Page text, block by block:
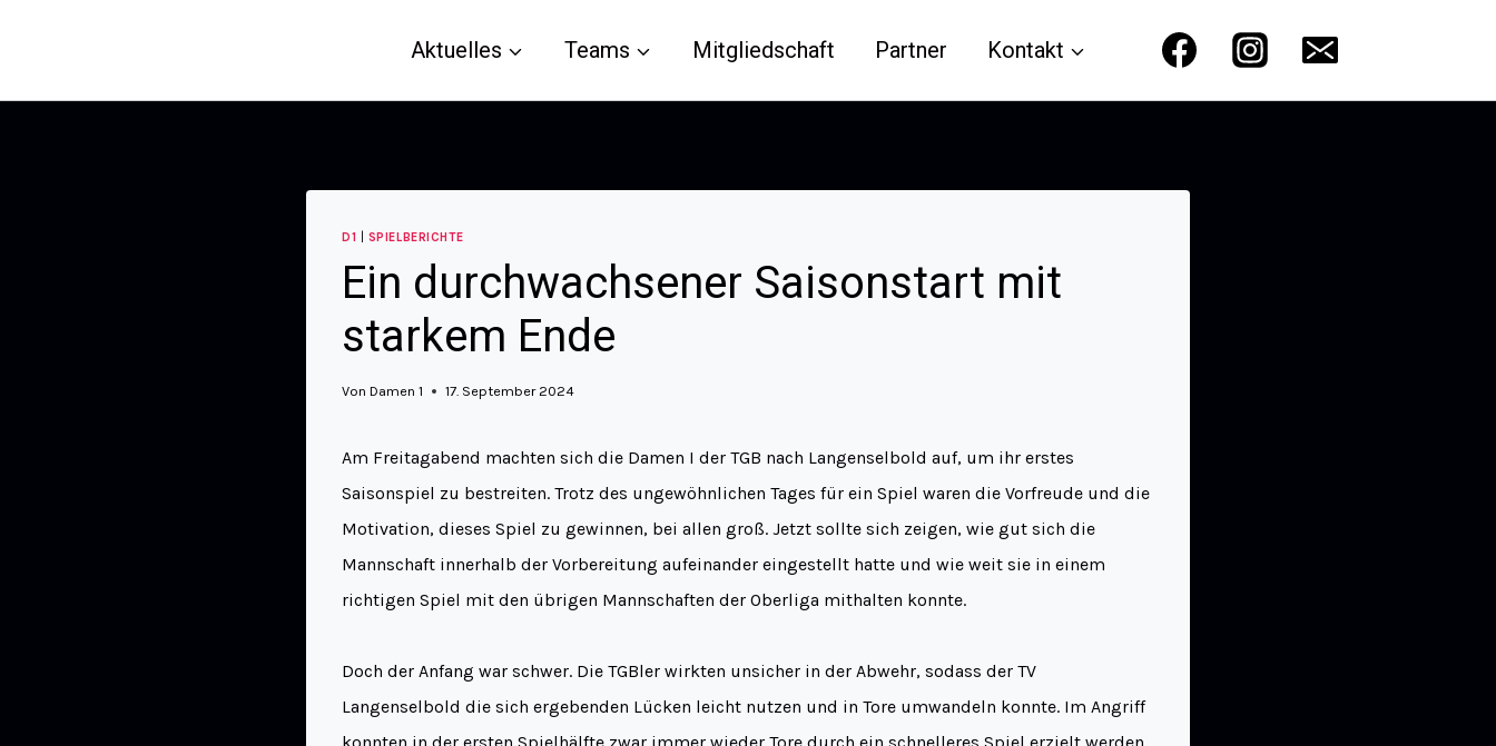
Aktuelles Teams Mitgliedschaft Partner Kontakt
D1 SPIELBERICHTE
Ein durchwachsener Saisonstart mit
starkem Ende
Von Damen 1 17. September 2024
Am Freitagabend machten sich die Damen I der TGB nach Langenselbold auf, um ihr erstes
Saisonspiel zu bestreiten. Trotz des ungewöhnlichen Tages für ein Spiel waren die Vorfreude und die
Motivation, dieses Spiel zu gewinnen, bei allen groß. Jetzt sollte sich zeigen, wie gut sich die
Mannschaft innerhalb der Vorbereitung aufeinander eingestellt hatte und wie weit sie in einem
richtigen Spiel mit den übrigen Mannschaften der Oberliga mithalten konnte.
Doch der Anfang war schwer. Die TGBler wirkten unsicher in der Abwehr, sodass der TV
Langenselbold die sich ergebenden Lücken leicht nutzen und in Tore umwandeln konnte. Im Angriff